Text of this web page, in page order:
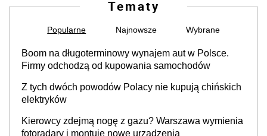
Tematy
Popularne Najnowsze Wybrane
Boom na długoterminowy wynajem aut w Polsce.
Firmy odchodzą od kupowania samochodów
Z tych dwóch powodów Polacy nie kupują chińskich
elektryków
Kierowcy zdejmą nogę z gazu? Warszawa wymienia
fotoradary i montuje nowe urządzenia